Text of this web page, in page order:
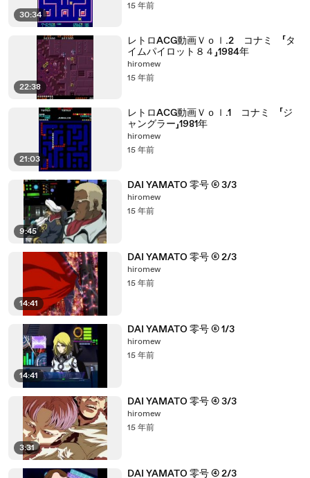
30:34
15 年前
22:38
レトロACG動画Ｖｏｌ.2 コナミ 「タ
イムパイロット８４」1984年
hiromew
15 年前
21:03
レトロACG動画Ｖｏｌ.1 コナミ 「ジ
ャングラー」1981年
hiromew
15 年前
9:45
DAI YAMATO 零号 ⑤ 3/3
hiromew
15 年前
14:41
DAI YAMATO 零号 ⑤ 2/3
hiromew
15 年前
14:41
DAI YAMATO 零号 ⑤ 1/3
hiromew
15 年前
3:31
DAI YAMATO 零号 ④ 3/3
hiromew
15 年前
DAI YAMATO 零号 ④ 2/3